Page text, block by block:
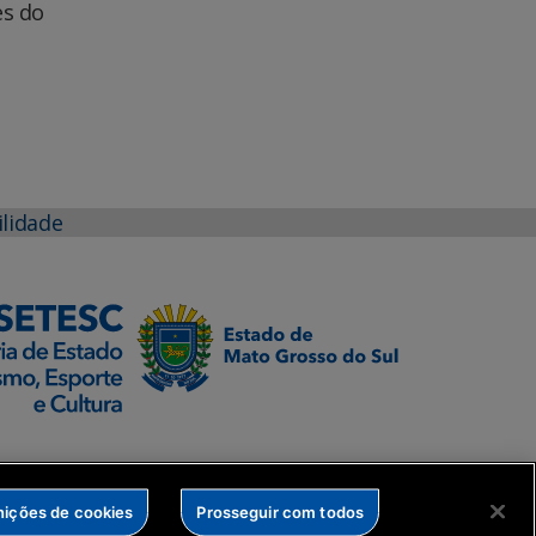
do
de cookies Prosseguir com todos